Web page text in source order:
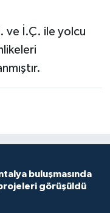
ve İ.Ç. ile yolcu
buluşmasında
görüşüldü